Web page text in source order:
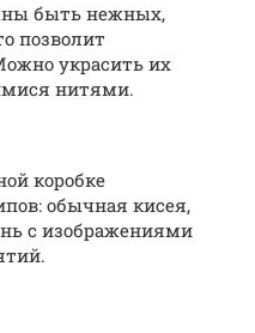
быть нежных,
позволит
украсить их
нитями.
коробке
обычная кисея,
с изображениями